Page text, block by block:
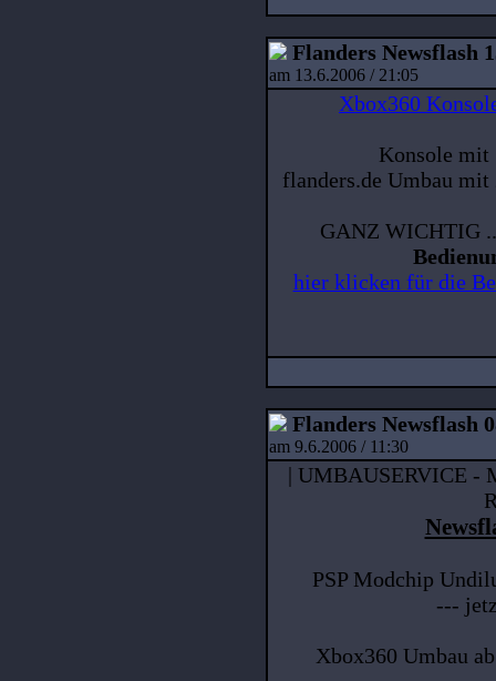
Flanders Newsflash
am 13.6.2006 / 21:05
Xbox360
Konsole mit
flanders.de Umbau mit
GANZ WICHTIG
hier klicken für die
Flanders Newsflash
am 9.6.2006 / 11:30
| UMBAUSERVICE -
PSP Modchip
---
Xbox360 Umbau